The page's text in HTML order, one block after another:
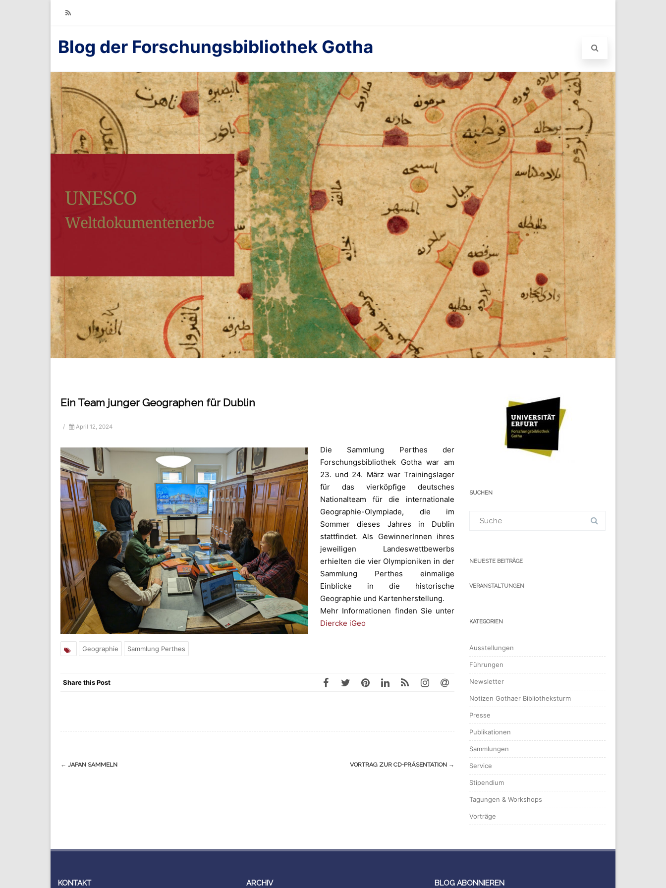
RSS
Blog der Forschungsbibliothek Gotha
Ein Team junger Geographen für Dublin
/ April 12, 2024
Die Sammlung Perthes der
Forschungsbibliothek Gotha war am
23. und 24. März war Trainingslager
für das vierköpfige deutsches
Nationalteam für die internationale
Geographie-Olympiade, die im
Sommer dieses Jahres in Dublin
stattfindet. Als GewinnerInnen ihres
jeweiligen Landeswettbewerbs
erhielten die vier Olympioniken in der
Sammlung Perthes einmalige
Einblicke in die historische
Geographie und Kartenherstellung.
Mehr Informationen finden Sie unter
Diercke iGeo
Geographie Sammlung Perthes
Share this Post
Navigation
← JAPAN SAMMELN VORTRAG ZUR CD-PRÄSENTATION →
SUCHEN
für:
NEUESTE BEITRÄGE
VERANSTALTUNGEN
KATEGORIEN
Ausstellungen
Führungen
Newsletter
Notizen Gothaer Bibliotheksturm
Presse
Publikationen
Sammlungen
Service
Stipendium
Tagungen & Workshops
Vorträge
KONTAKT ARCHIV BLOG ABONNIEREN